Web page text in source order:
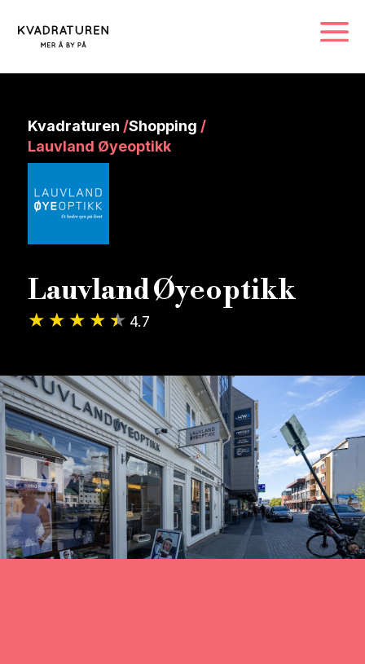
Kvadraturen /Shopping /
Lauvland Øyeoptikk
Lauvland Øyeoptikk
4.7